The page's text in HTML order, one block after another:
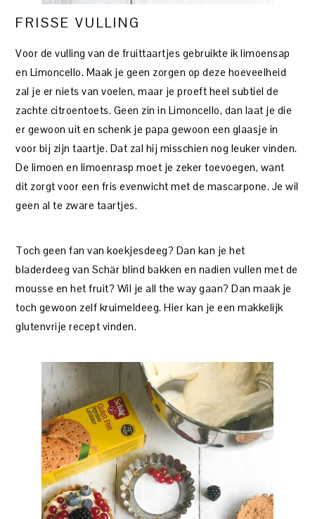
FRISSE VULLING
Voor de vulling van de fruittaartjes gebruikte ik limoensap
en Limoncello. Maak je geen zorgen op deze hoeveelheid
zal je er niets van voelen, maar je proeft heel subtiel de
zachte citroentoets. Geen zin in Limoncello, dan laat je die
er gewoon uit en schenk je papa gewoon een glaasje in
voor bij zijn taartje. Dat zal hij misschien nog leuker vinden.
De limoen en limoenrasp moet je zeker toevoegen, want
dit zorgt voor een fris evenwicht met de mascarpone. Je wil
geen al te zware taartjes.
Toch geen fan van koekjesdeeg? Dan kan je het
bladerdeeg van Schär blind bakken en nadien vullen met de
mousse en het fruit? Wil je all the way gaan? Dan maak je
toch gewoon zelf kruimeldeeg. Hier kan je een makkelijk
glutenvrije recept vinden.